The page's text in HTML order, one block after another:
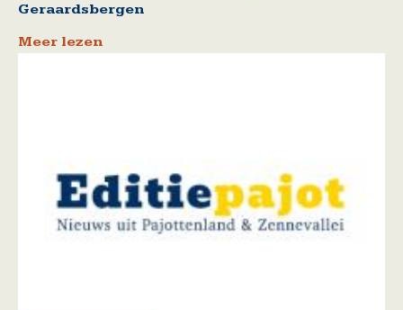
Geraardsbergen
Meer lezen